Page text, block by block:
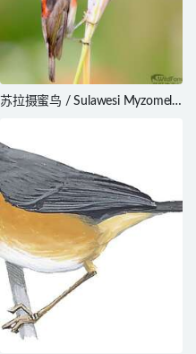
苏拉摄蜜鸟 / Sulawesi Myzomela